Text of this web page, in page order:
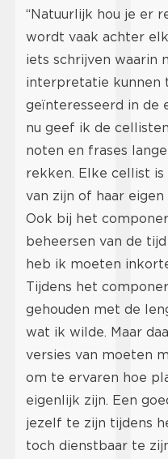
“Natuurlijk hou je er
wordt vaak achter
iets schrijven waarin
interpretatie kunnen
geïnteresseerd in de
nu geef ik de
noten en frases
rekken. Elke cellist
van zijn of haar eigen
Ook bij het
beheersen van de
heb ik moeten
Tijdens het
gehouden met de
wat ik wilde. Maar
versies van moeten
om te ervaren hoe
eigenlijk zijn. Een
jezelf te zijn tijdens
toch dienstbaar te